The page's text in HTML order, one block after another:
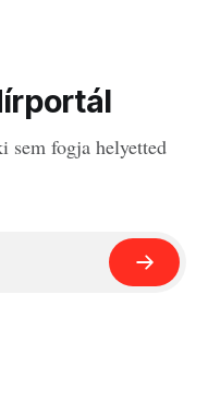
sem fogja helyetted